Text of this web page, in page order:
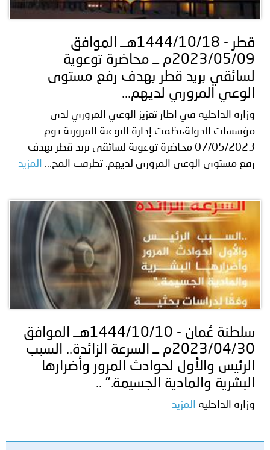
قطر - 1444/10/18هــ الموافق
2023/05/09م ــ محاضرة توعوية
لسائقي بريد قطر بهدف رفع مستوى
الوعي المروري لديهم...
وزارة الداخلية في إطار تعزيز الوعي المروري لدى
مؤسسات الدولة،نظمت إدارة التوعية المرورية يوم
07/05/2023 محاضرة توعوية لسائقي بريد قطر بهدف
رفع مستوى الوعي المروري لديهم. تطرقت المح...
المزيد
سلطنة عُمان - 1444/10/10هــ الموافق
2023/04/30م ــ السرعة الزائدة.. السبب
الرئيس والأول لحوادث المرور وأضرارها
البشرية والمادية الجسيمة." ..
وزارة الداخلية المزيد